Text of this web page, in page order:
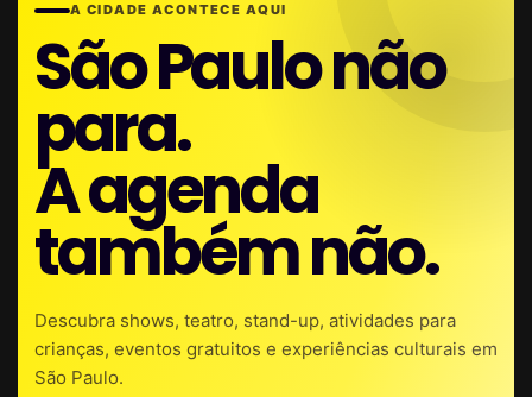
A CIDADE ACONTECE AQUI
São Paulo não
para.
A agenda
também não.
Descubra shows, teatro, stand-up, atividades para
crianças, eventos gratuitos e experiências culturais em
São Paulo.